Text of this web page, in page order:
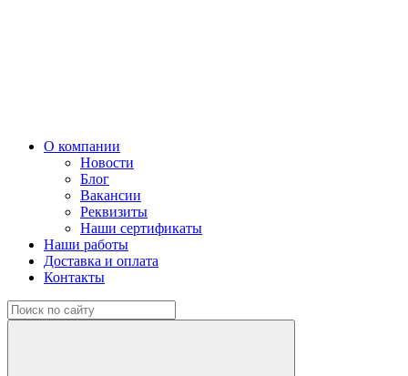
О компании
Новости
Блог
Вакансии
Реквизиты
Наши сертификаты
Наши работы
Доставка и оплата
Контакты